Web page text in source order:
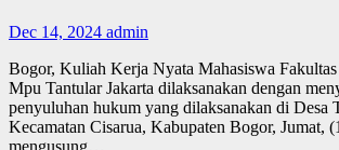
Dec 14, 2024 admin
Bogor, Kuliah Kerja Nyata Mahasiswa
Mpu Tantular Jakarta dilaksanakan dengan
penyuluhan hukum yang dilaksanakan di Desa
Kecamatan Cisarua, Kabupaten Bogor, Jumat,
mengusung…